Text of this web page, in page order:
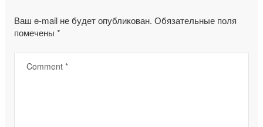
и
Ваш e-mail не будет опубликован. Обязательные поля
помечены*